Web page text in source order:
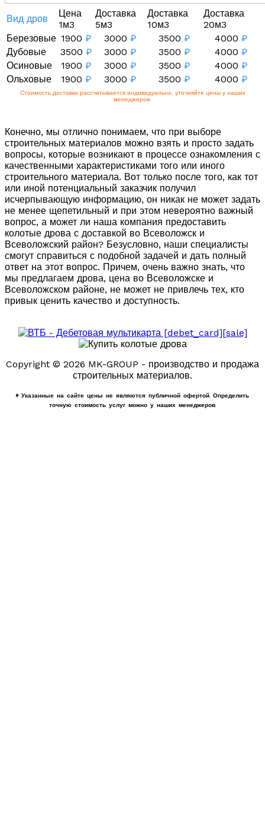
Вид дров
Цена
1м3
Доставка
5м3
Доставка
10м3
Доставка
20м3
Березовые 1900 ₽ 3000 ₽ 3500 ₽ 4000 ₽
Дубовые
3500 ₽ 3000 ₽ 3500 ₽ 4000 ₽
Осиновые
1900 ₽ 3000 ₽ 3500 ₽ 4000 ₽
Ольховые
1900 ₽ 3000 ₽ 3500 ₽ 4000 ₽
Стоимость доставки рассчитывается индивидуально, уточняйте цены у наших
менеджеров.
Конечно, мы отлично понимаем, что при выборе
строительных материалов можно взять и просто задать
вопросы, которые возникают в процессе ознакомления с
качественными характеристиками того или иного
строительного материала. Вот только после того, как тот
или иной потенциальный заказчик получил
исчерпывающую информацию, он никак не может задать
не менее щепетильный и при этом невероятно важный
вопрос, а может ли наша компания предоставить
колотые дрова с доставкой во Всеволожск и
Всеволожский район? Безусловно, наши специалисты
смогут справиться с подобной задачей и дать полный
ответ на этот вопрос. Причем, очень важно знать, что
мы предлагаем дрова, цена во Всеволожске и
Всеволожском районе, не может не привлечь тех, кто
привык ценить качество и доступность.
Copyright © 2026 MK-GROUP - производство и продажа
строительных материалов.
* Указанные на сайте цены не являются публичной офертой. Определить
точную стоимость услуг можно у наших менеджеров.